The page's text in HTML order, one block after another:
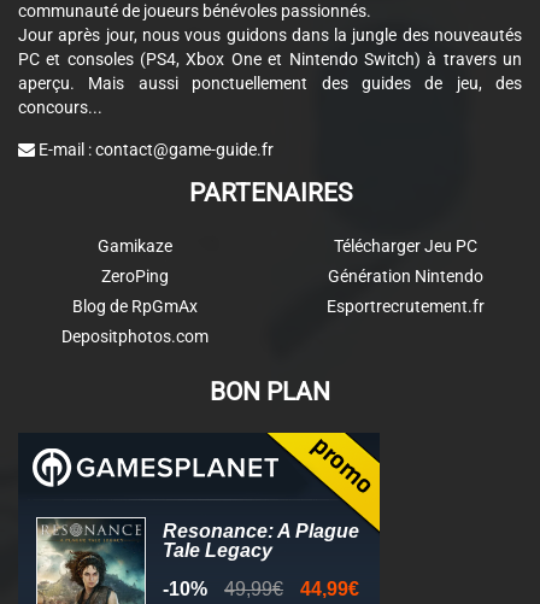
communauté de joueurs bénévoles passionnés.
Jour après jour, nous vous guidons dans la jungle des nouveautés
PC et consoles (PS4, Xbox One et Nintendo Switch) à travers un
aperçu. Mais aussi ponctuellement des guides de jeu, des
concours...
E-mail :contact@game-guide.fr
PARTENAIRES
Gamikaze
ZeroPing
Blog de RpGmAx
Depositphotos.com
Télécharger Jeu PC
Génération Nintendo
Esportrecrutement.fr
BON PLAN